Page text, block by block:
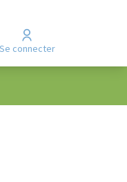
Se connecter